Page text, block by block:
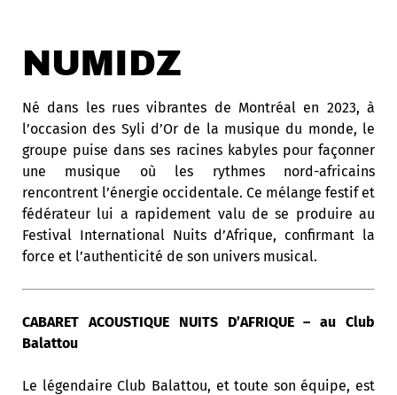
NUMIDZ
Né dans les rues vibrantes de Montréal en 2023, à
l’occasion des Syli d’Or de la musique du monde, le
groupe puise dans ses racines kabyles pour façonner
une musique où les rythmes nord-africains
rencontrent l’énergie occidentale. Ce mélange festif et
fédérateur lui a rapidement valu de se produire au
Festival International Nuits d’Afrique, confirmant la
force et l’authenticité de son univers musical.
CABARET ACOUSTIQUE NUITS D’AFRIQUE – au Club
Balattou
Le légendaire Club Balattou, et toute son équipe, est